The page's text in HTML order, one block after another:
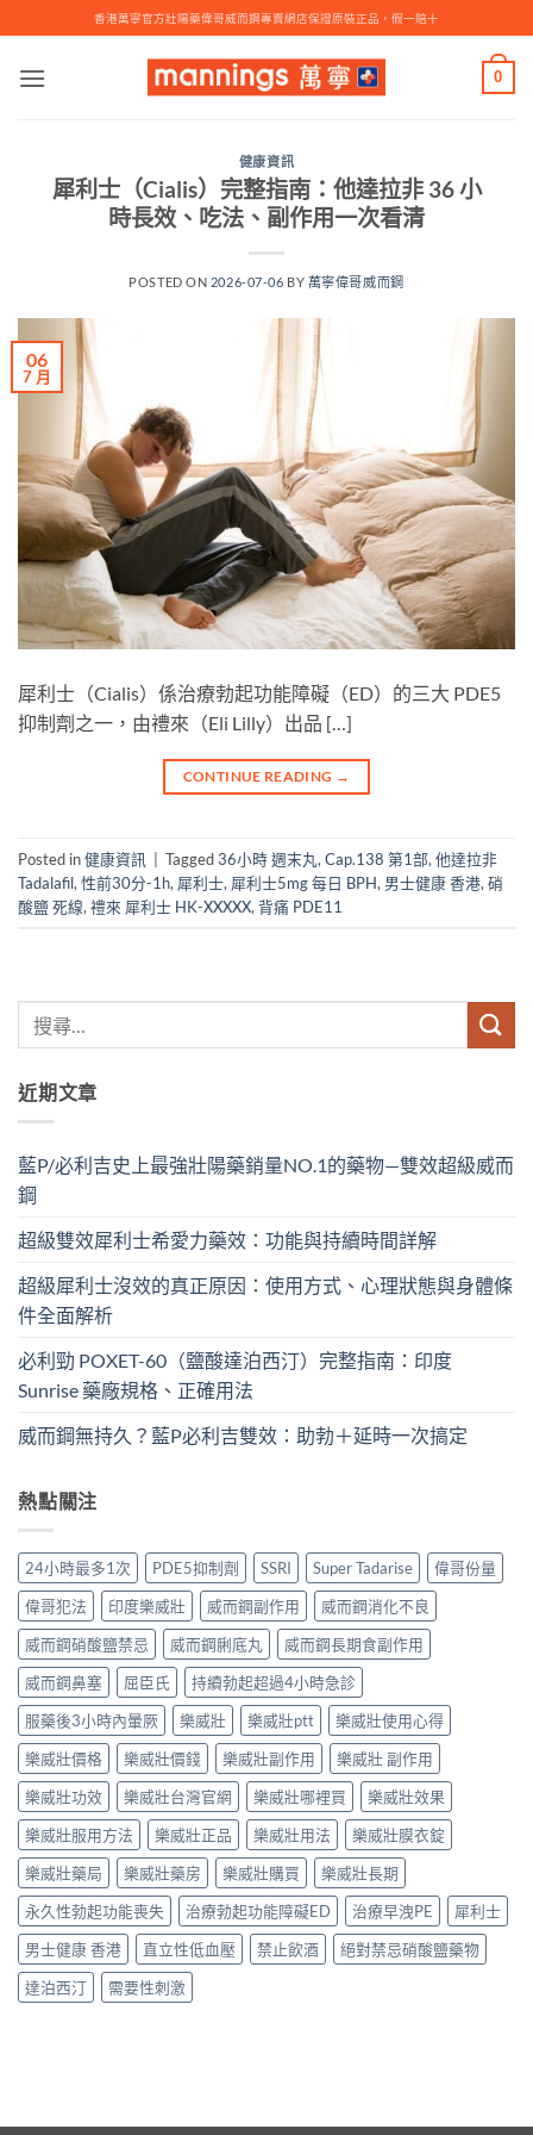
to
content
香港萬寧官方壯陽藥偉哥威而鋼專賣網店保證原裝正品，假一賠十
0
健康資訊
犀利士（Cialis）完整指南：他達拉非 36 小
時長效、吃法、副作用一次看清
POSTED ON 2026-07-06 BY 萬寧偉哥威而鋼
06
7 月
犀利士（Cialis）係治療勃起功能障礙（ED）的三大 PDE5
抑制劑之一，由禮來（Eli Lilly）出品 […]
CONTINUE READING →
Posted in健康資訊 Tagged36小時 週末丸, Cap.138 第1部, 他達拉非
Tadalafil, 性前30分-1h, 犀利士, 犀利士5mg 每日 BPH, 男士健康 香港, 硝
酸鹽 死線, 禮來 犀利士 HK-XXXXX, 背痛 PDE11
近期文章
藍P/必利吉史上最強壯陽藥銷量NO.1的藥物—雙效超級威而
鋼
超級雙效犀利士希愛力藥效：功能與持續時間詳解
超級犀利士沒效的真正原因：使用方式、心理狀態與身體條
件全面解析
必利勁 POXET-60（鹽酸達泊西汀）完整指南：印度
Sunrise 藥廠規格、正確用法
威而鋼無持久？藍P必利吉雙效：助勃＋延時一次搞定
熱點關注
24小時最多1次 PDE5抑制劑 SSRI Super Tadarise
偉哥份量
偉哥犯法
印度樂威壯 威而鋼副作用
威而鋼消化不良
威而鋼硝酸鹽禁忌
威而鋼脷底丸
威而鋼長期食副作用
威而鋼鼻塞
屈臣氏
持續勃起超過4小時急診
服藥後3小時內暈厥
樂威壯 樂威壯ptt
樂威壯使用心得
樂威壯價格
樂威壯價錢 樂威壯副作用
樂威壯 副作用
樂威壯功效
樂威壯台灣官網 樂威壯哪裡買
樂威壯效果
樂威壯服用方法
樂威壯正品 樂威壯用法
樂威壯膜衣錠
樂威壯藥局
樂威壯藥房 樂威壯購買
樂威壯長期
永久性勃起功能喪失
治療勃起功能障礙ED 治療早洩PE
犀利士
男士健康 香港
直立性低血壓 禁止飲酒
絕對禁忌硝酸鹽藥物
達泊西汀
需要性刺激